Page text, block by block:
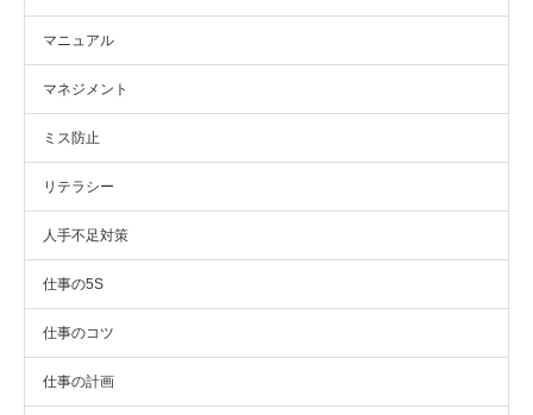
マニュアル
マネジメント
ミス防止
リテラシー
人手不足対策
仕事の5S
仕事のコツ
仕事の計画